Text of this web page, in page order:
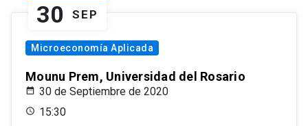
30 SEP
Microeconomía Aplicada
Mounu Prem, Universidad del Rosario
30 de Septiembre de 2020
15:30